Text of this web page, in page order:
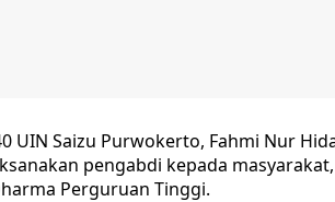
UIN Saizu Purwokerto, Fahmi Nur
pengabdi kepada
Perguruan Tinggi.